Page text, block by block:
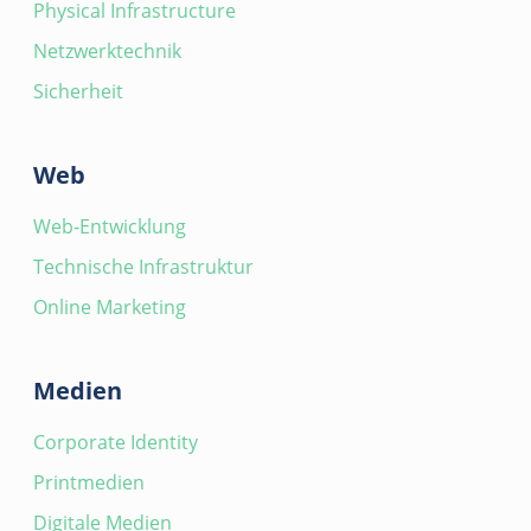
Physical Infrastructure
Netzwerktechnik
Sicherheit
Web
Web-Entwicklung
Technische Infrastruktur
Online Marketing
Medien
Corporate Identity
Printmedien
Digitale Medien